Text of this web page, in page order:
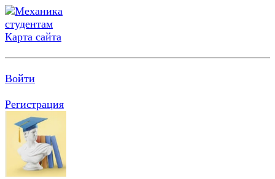
Карта сайта
Войти
Регистрация